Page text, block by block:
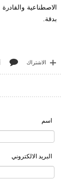
الاصطناعية
بدقة.
الاشتراك
اسم
البريد الالكتروني